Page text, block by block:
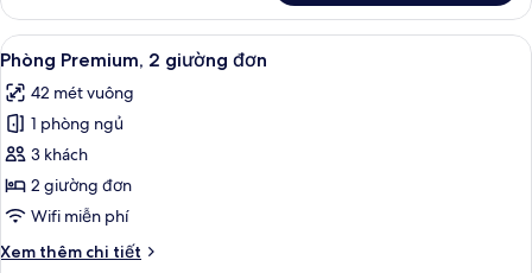
phố
(High
Floor)
Phòng
Premium,
1
giường
cỡ
king,
cảnh
thành
phố
(High
Floor)
Xem
tất
cả
ảnh
Phòng
Premium,
2
đơn
Minibar, két bảo mật tại phòng, bàn
30
Phòng Premium, 2 giường đơn
42 mét vuông
1 phòng ngủ
3 khách
2 giường đơn
Wifi miễn phí
Xem thêm chi tiết
Chi